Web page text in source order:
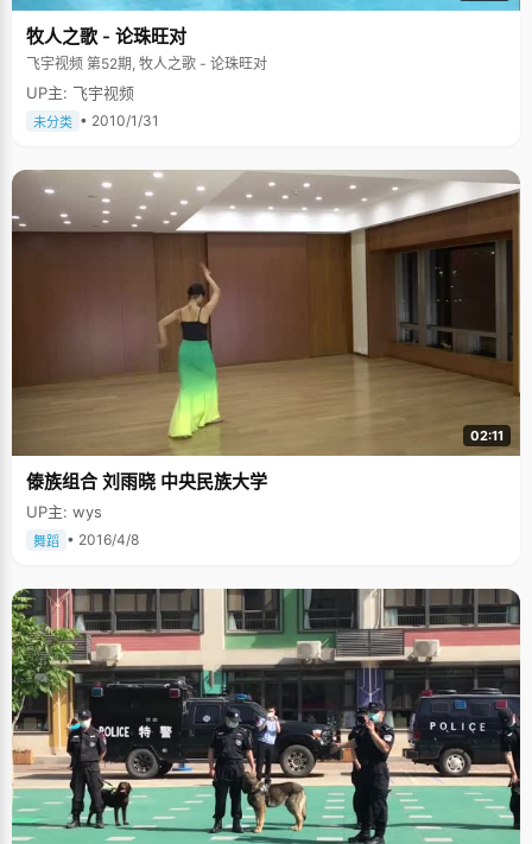
牧人之歌 - 论珠旺对
飞宇视频 第52期, 牧人之歌 - 论珠旺对
UP主: 飞宇视频
未分类 • 2010/1/31
02:11
傣族组合 刘雨晓 中央民族大学
UP主: wys
舞蹈 • 2016/4/8